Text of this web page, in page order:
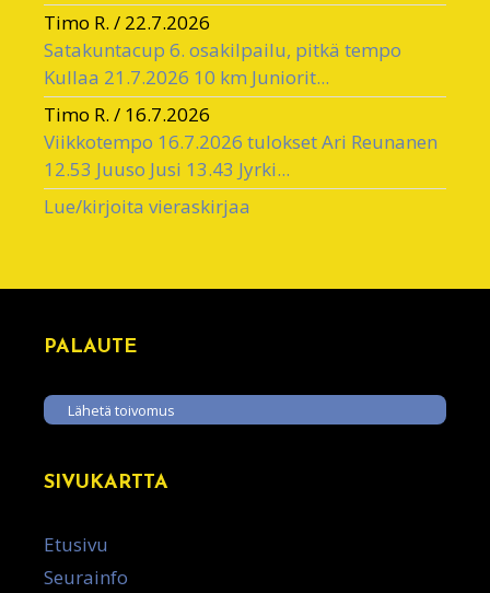
Timo R. / 22.7.2026
Satakuntacup 6. osakilpailu, pitkä tempo
Kullaa 21.7.2026 10 km Juniorit...
Timo R. / 16.7.2026
Viikkotempo 16.7.2026 tulokset Ari Reunanen
12.53 Juuso Jusi 13.43 Jyrki...
Lue/kirjoita vieraskirjaa
PALAUTE
Lähetä toivomus
SIVUKARTTA
Etusivu
Seurainfo